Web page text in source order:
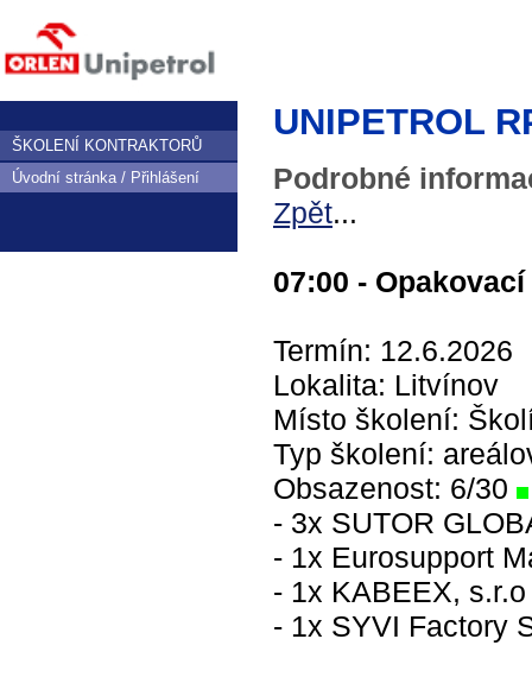
ŠKOLENÍ KONTRAKTORŮ
Úvodní stránka / Přihlášení
UNIPETROL
Podrobné
Zpět...
07:00 -
Termín: 12.6.2026
Lokalita: Litvínov
Místo školení:
Typ školení:
Obsazenost: 6/30
- 3x SUTOR
- 1x Eurosupport
- 1x KABEEX, s.r.o
- 1x SYVI Factory